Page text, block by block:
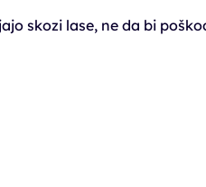
skozi lase, ne da bi